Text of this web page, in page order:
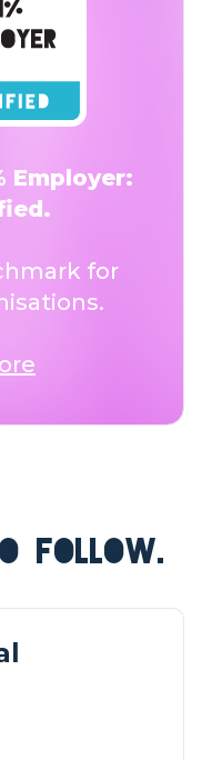
Employer:
for
FOLLOW.